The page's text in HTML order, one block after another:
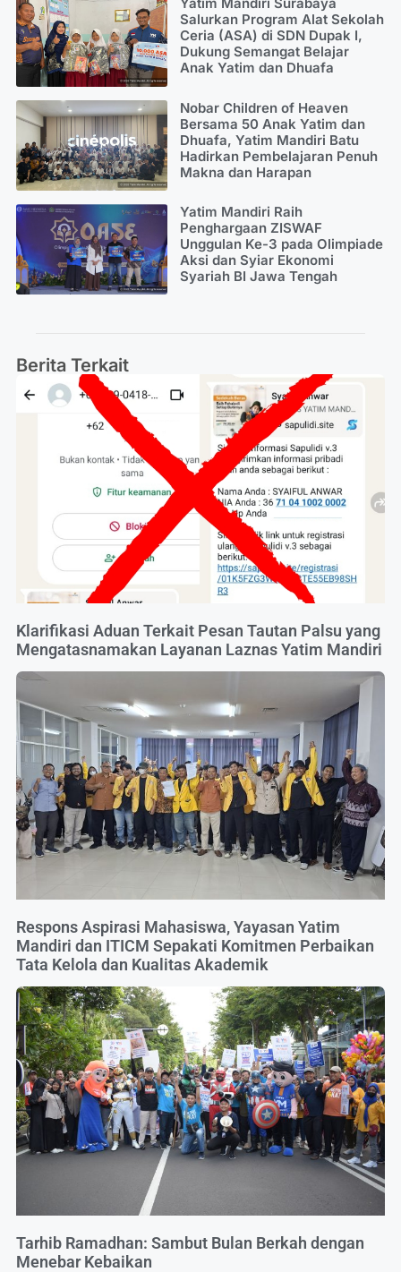
Yatim Mandiri Surabaya
Salurkan Program Alat Sekolah
Ceria (ASA) di SDN Dupak I,
Dukung Semangat Belajar
Anak Yatim dan Dhuafa
Nobar Children of Heaven
Bersama 50 Anak Yatim dan
Dhuafa, Yatim Mandiri Batu
Hadirkan Pembelajaran Penuh
Makna dan Harapan
Yatim Mandiri Raih
Penghargaan ZISWAF
Unggulan Ke-3 pada Olimpiade
Aksi dan Syiar Ekonomi
Syariah BI Jawa Tengah
Berita Terkait
Klarifikasi Aduan Terkait Pesan Tautan Palsu yang
Mengatasnamakan Layanan Laznas Yatim Mandiri
Respons Aspirasi Mahasiswa, Yayasan Yatim
Mandiri dan ITICM Sepakati Komitmen Perbaikan
Tata Kelola dan Kualitas Akademik
Tarhib Ramadhan: Sambut Bulan Berkah dengan
Menebar Kebaikan